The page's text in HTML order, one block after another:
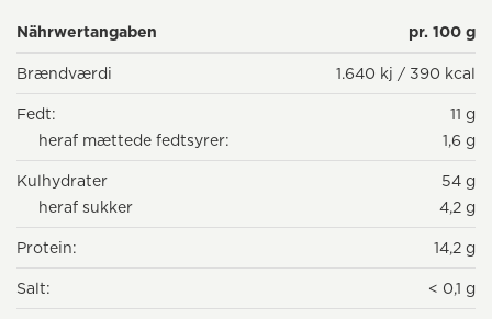
Nährwertangaben pr. 100 g
Brændværdi 1.640 kj / 390 kcal
Fedt:
11 g
heraf mættede fedtsyrer:
1,6 g
Kulhydrater
54 g
heraf sukker
4,2 g
Protein: 14,2 g
Salt: < 0,1 g